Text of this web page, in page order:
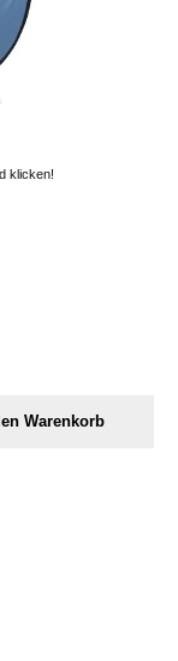
klicken!
Warenkorb